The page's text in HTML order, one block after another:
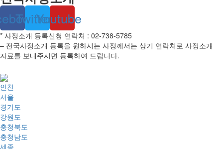
TwitterYoutube
* 사정소개 등록신청 연락처 : 02-738-5785
– 전국사정소개 등록을 원하시는 사정께서는 상기 연락처로 사정소개
자료를 보내주시면 등록하여 드립니다.
인천
서울
경기도
강원도
충청북도
충청남도
세종